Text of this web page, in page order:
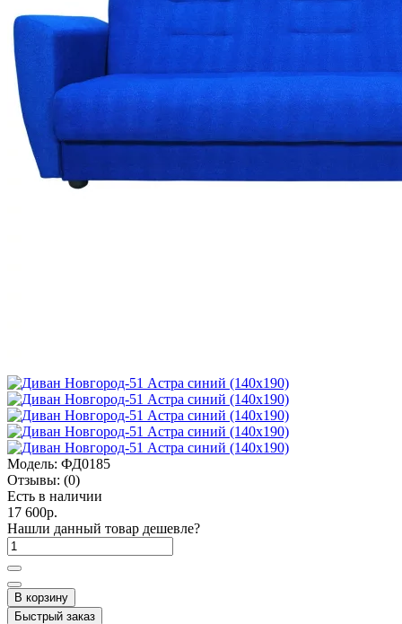
Модель: ФД0185
Отзывы: (0)
Есть в наличии
17 600р.
Нашли данный товар дешевле?
В корзину
Быстрый заказ